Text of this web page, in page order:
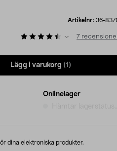
Artikelnr: 36-
7
Lägg i varukorg (1)
Onlinelager
dina elektroniska produkter.